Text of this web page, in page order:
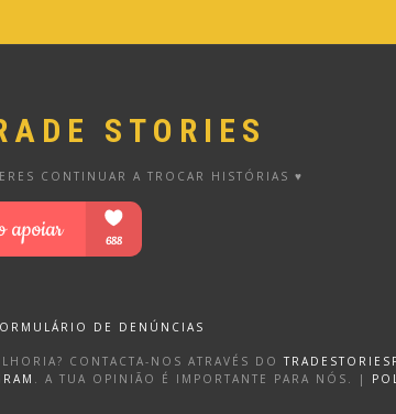
STORIES
CONTINUAR A TROCAR HISTÓRIAS ♥
DE DENÚNCIAS
CONTACTA-NOS ATRAVÉS DO
. A TUA OPINIÃO É IMPORTANTE PARA NÓS. |